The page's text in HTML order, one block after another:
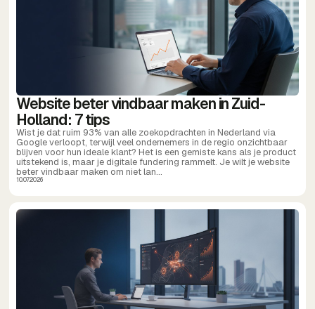
Website beter vindbaar maken in Zuid-
Holland: 7 tips
Wist je dat ruim 93% van alle zoekopdrachten in Nederland via
Google verloopt, terwijl veel ondernemers in de regio onzichtbaar
blijven voor hun ideale klant? Het is een gemiste kans als je product
uitstekend is, maar je digitale fundering rammelt. Je wilt je website
beter vindbaar maken om niet lan...
10.07.2026